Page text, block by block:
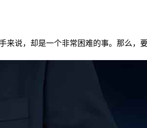
来说，却是一个非常困难的事。那么，